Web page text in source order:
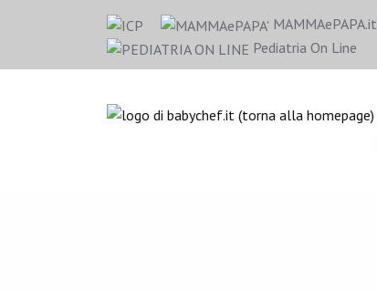
MAMMAePAPA.it
Pediatria On Line